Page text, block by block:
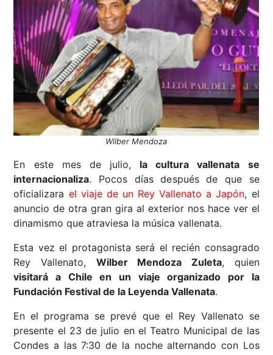
Wilber Mendoza
En este mes de julio, la cultura vallenata se
internacionaliza. Pocos días después de que se
oficializara el viaje de un Rey Vallenato a Japón, el
anuncio de otra gran gira al exterior nos hace ver el
dinamismo que atraviesa la música vallenata.
Esta vez el protagonista será el recién consagrado
Rey Vallenato, Wilber Mendoza Zuleta, quien
visitará a Chile en un viaje organizado por la
Fundación Festival de la Leyenda Vallenata.
En el programa se prevé que el Rey Vallenato se
presente el 23 de julio en el Teatro Municipal de las
Condes a las 7:30 de la noche alternando con Los